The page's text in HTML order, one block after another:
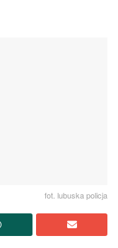
fot. lubuska policja